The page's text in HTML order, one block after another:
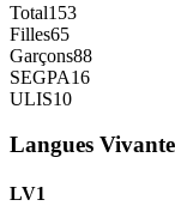
Total153
Filles65
Garçons88
SEGPA16
ULIS10
Langues
LV1